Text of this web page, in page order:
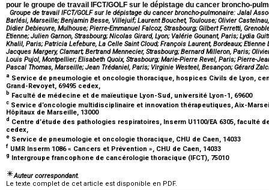
pour le groupe de travail IFCT/GOLF sur le dépistage du cancer broncho-
Groupe de travail IFCT/GOLF sur le dépistage du cancer broncho-pulmonaire: Jalal
Barlési, Marseille; Benjamin Besse, Villejuif; Laurent Bouchet, Toulouse; Olivier
Didier Debieuvre, Mulhouse; Pierre-Emmanuel Falcoz, Strasbourg; Gilbert Ferretti,
Etienne; Julien Garnon, Strasbourg; Nicolas Girard, Lyon; Valérie Gounant, Paris; Lydia
Khalil, Paris; Patricia Lefebure, La Celle Saint Cloud; François Laurent, Bordeaux; Etienne
Jacques Margery, Clamart; Bertrand Mennecier, Strasbourg; Bernard Milleron, Paris;
Louis Pujol, Montpellier; Elisabeth Quoix, Strasbourg; Marie-Pierre Revel, Paris; Pierre-
Pascal Thomas, Marseille; Jean Trédaniel, Paris; Virginie Westeel, Besançon; Gérard
a Service de pneumologie et oncologie thoracique, hospices Civils de Lyon,
Grand-Revoyet, 69495 cedex,
b Faculté de médecine et de maïeutique Lyon-Sud, université Lyon-1, 69600
c Service d’oncologie multidisciplinaire et innovation thérapeutiques, Aix-
Hôpitaux de Marseille, 13000
d Centre d’étude des pathologies respiratoires, Inserm U1100/EA 6305, faculté
cedex,
e Service de pneumologie et oncologie thoracique, CHU de Caen, 14033
f UMR Inserm 1086 « Cancers et Prévention », CHU de Caen, 14033
g Intergroupe francophone de cancérologie thoracique (IFCT), 75010
Auteur correspondant.
Le texte complet de cet article est disponible en PDF.